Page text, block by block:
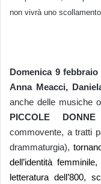
non vivrà uno
Domenica 9 febbraio
Anna Meacci,
anche delle musiche
PICCOLE DONNE
commovente, a tratti
drammaturgia),
dell’identità
letteratura dell’800,